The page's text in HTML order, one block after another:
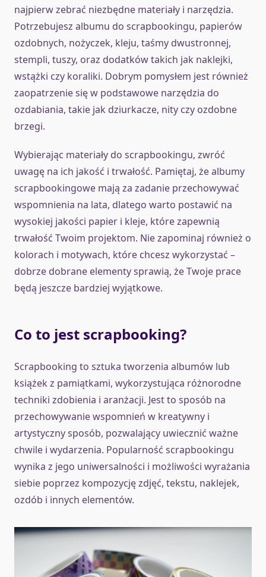
najpierw zebrać niezbędne materiały i narzędzia.
Potrzebujesz albumu do scrapbookingu, papierów
ozdobnych, nożyczek, kleju, taśmy dwustronnej,
stempli, tuszy, oraz dodatków takich jak naklejki,
wstążki czy koraliki. Dobrym pomysłem jest również
zaopatrzenie się w podstawowe narzędzia do
ozdabiania, takie jak dziurkacze, nity czy ozdobne
brzegi.
Wybierając materiały do scrapbookingu, zwróć
uwagę na ich jakość i trwałość. Pamiętaj, że albumy
scrapbookingowe mają za zadanie przechowywać
wspomnienia na lata, dlatego warto postawić na
wysokiej jakości papier i kleje, które zapewnią
trwałość Twoim projektom. Nie zapominaj również o
kolorach i motywach, które chcesz wykorzystać –
dobrze dobrane elementy sprawią, że Twoje prace
będą jeszcze bardziej wyjątkowe.
Co to jest scrapbooking?
Scrapbooking to sztuka tworzenia albumów lub
książek z pamiątkami, wykorzystująca różnorodne
techniki zdobienia i aranżacji. Jest to sposób na
przechowywanie wspomnień w kreatywny i
artystyczny sposób, pozwalający uwiecznić ważne
chwile i wydarzenia. Popularność scrapbookingu
wynika z jego uniwersalności i możliwości wyrażania
siebie poprzez kompozycję zdjęć, tekstu, naklejek,
ozdób i innych elementów.